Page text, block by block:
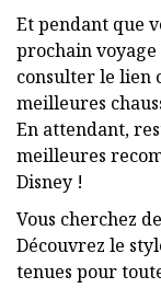
Et pendant que
prochain
consulter le lien
meilleures
En attendant,
meilleures
Disney !
Vous cherchez
Découvrez le
tenues pour